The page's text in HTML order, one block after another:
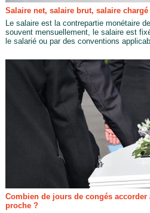
Salaire net, salaire brut, salaire
Le salaire est la contrepartie monétaire
souvent mensuellement, le salaire est
le salarié ou par des conventions
Combien de jours de congés
proche ?